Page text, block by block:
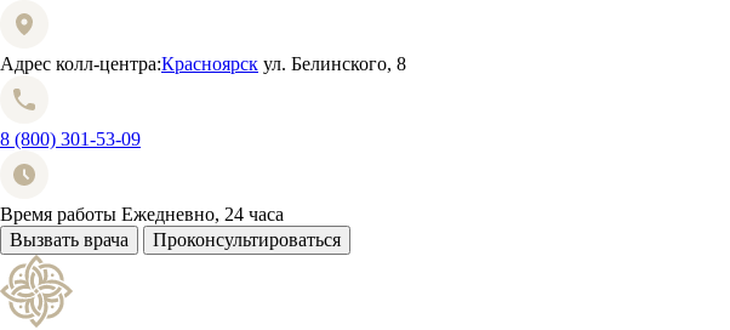
Адрес колл-центра:Красноярск ул. Белинского, 8
8 (800) 301-53-09
Время работы Ежедневно, 24 часа
Вызвать врача
Проконсультироваться